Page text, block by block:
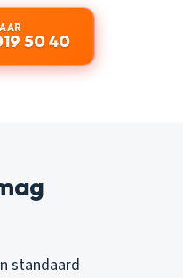
50 40
standaard